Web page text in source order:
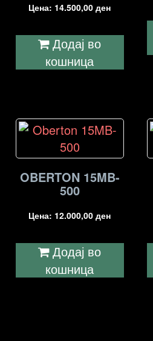
Цена: 14.500,00ден
Додај во
кошница
OBERTON 15MB-
500
Цена: 12.000,00ден
Додај во
кошница